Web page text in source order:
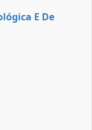
E De